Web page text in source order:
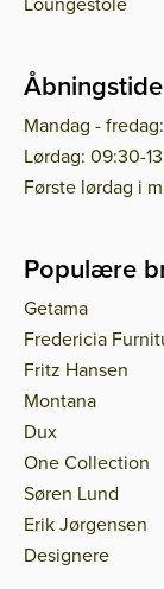
Mandag -
Lørdag: 09:30-
Første lørdag i
Populære
Getama
Fredericia
Fritz Hansen
Montana
Dux
One Collection
Søren Lund
Erik Jørgensen
Designere